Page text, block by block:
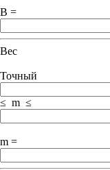
B =
Вес
Точный
≤ m ≤
m =